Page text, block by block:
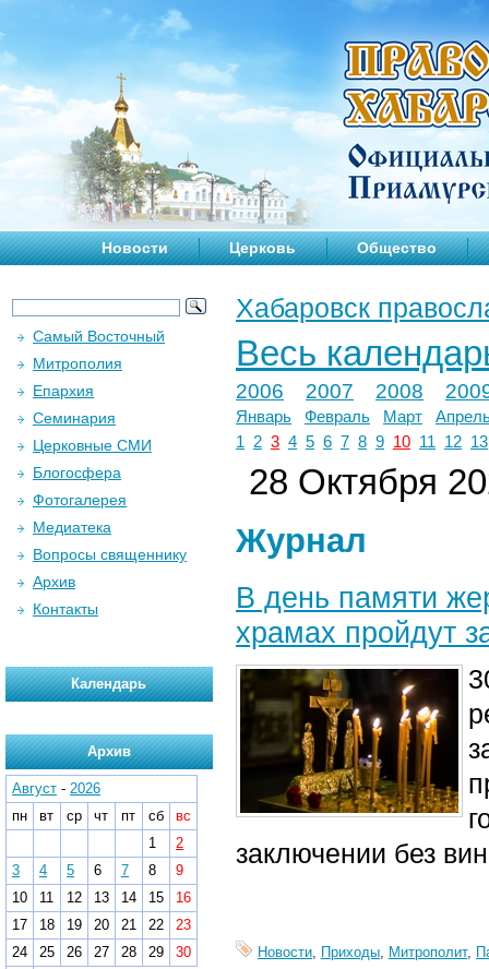
Новости Церковь Общество
Хабаровск
Весь
2006 2007 2008
Январь Февраль Март
1
2 3 4 5 6 7 8 9 10 11 12 13
28 Октября
Журнал
В день памяти
храмах пройдут
заключении без
Новости, Приходы, Митрополит,
Самый Восточный
Митрополия
Епархия
Семинария
Церковные СМИ
Блогосфера
Фотогалерея
Медиатека
Вопросы священнику
Архив
Контакты
Календарь
Архив
Август - 2026
пн
вт ср чт пт сб
вс
1
2
3
4 5 6 7 8
9
10
11 12 13 14 15
16
17
18 19 20 21 22
23
24
25 26 27 28 29
30